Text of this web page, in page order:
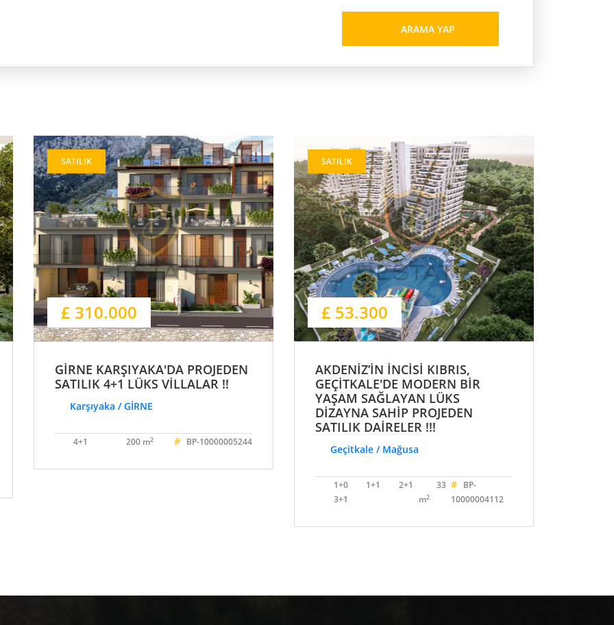
ARAMA YAP
SATILIK
£ 310.000
GİRNE KARŞIYAKA'DA PROJEDEN
SATILIK 4+1 LÜKS VİLLALAR !!
Karşıyaka / GİRNE
4+1 200 m2 # BP-10000005244
SATILIK
£ 53.300
AKDENİZ’İN İNCİSİ KIBRIS,
GEÇİTKALE'DE MODERN BİR
YAŞAM SAĞLAYAN LÜKS
DİZAYNA SAHİP PROJEDEN
SATILIK DAİRELER !!!
Geçitkale / Mağusa
1+0 1+1
2+1
3+1
33
m2
# BP-
10000004112